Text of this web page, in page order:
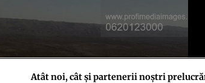
Atât noi, cât și partenerii noștri